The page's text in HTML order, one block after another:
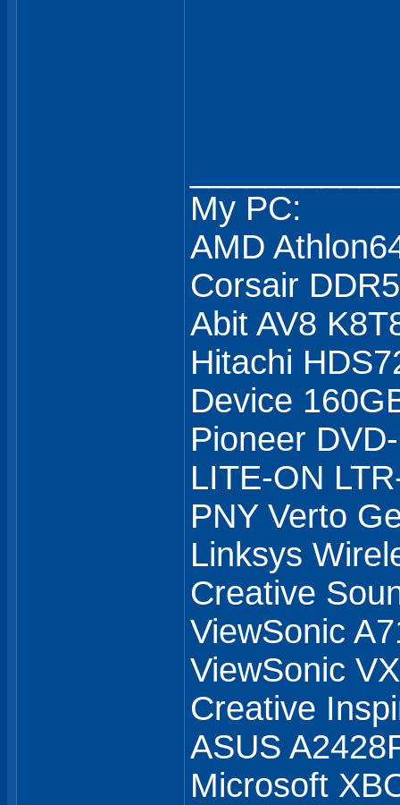
My PC:
AMD
Corsair
Abit AV8
Hitachi
Device
Pioneer
LITE-ON
PNY Verto
Linksys
Creative
ViewSonic
ViewSonic
Creative
ASUS
Microsoft